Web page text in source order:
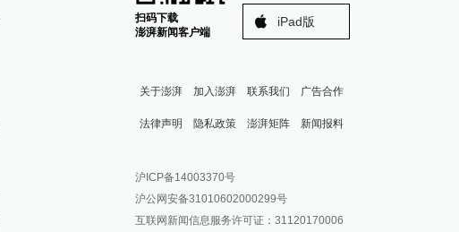
扫码下载
澎湃新闻客户端
iPad版
关于澎湃 加入澎湃 联系我们 广告合作
法律声明 隐私政策 澎湃矩阵
澎湃新闻公众号
澎湃新闻抖音号
新闻报料
报料邮箱: news@thepaper.cn
沪ICP备14003370号
沪公网安备31010602000299号
互联网新闻信息服务许可证：31120170006